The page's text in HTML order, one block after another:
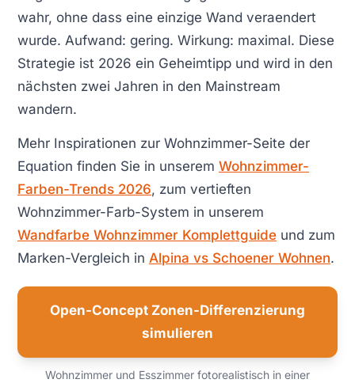
wahr, ohne dass eine einzige Wand veraendert
wurde. Aufwand: gering. Wirkung: maximal. Diese
Strategie ist 2026 ein Geheimtipp und wird in den
nächsten zwei Jahren in den Mainstream
wandern.
Mehr Inspirationen zur Wohnzimmer-Seite der
Equation finden Sie in unserem Wohnzimmer-
Farben-Trends 2026, zum vertieften
Wohnzimmer-Farb-System in unserem
Wandfarbe Wohnzimmer Komplettguide und zum
Marken-Vergleich in Alpina vs Schoener Wohnen.
Open-Concept Zonen-Differenzierung
simulieren
Wohnzimmer und Esszimmer fotorealistisch in einer